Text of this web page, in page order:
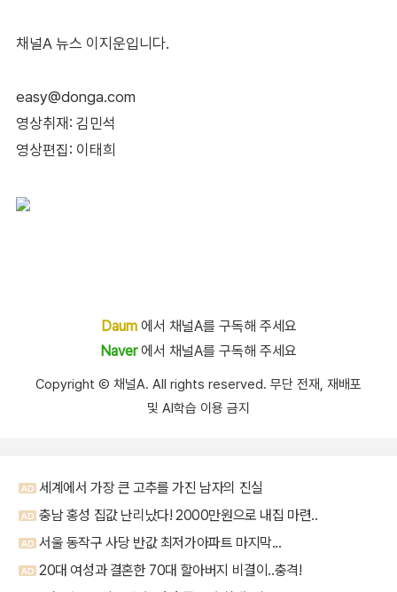
채널A 뉴스 이지운입니다.
easy@donga.com
영상취재: 김민석
영상편집: 이태희
Daum에서 채널A를 구독해 주세요
Naver에서 채널A를 구독해 주세요
Copyright Ⓒ 채널A. All rights reserved. 무단 전재, 재배포
및 AI학습 이용 금지